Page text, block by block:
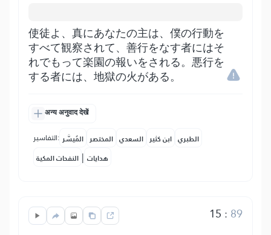
使徒よ、真にあなたの主は、僕の行動を
すべて観察されて、善行をなす者にはそ
れでもって楽園の報いをされる。悪行を
する者には、地獄の火がある。
अन्य अनुवाद देखें
التفاسير: المُيسَّر المختصر السعدي ابن كثير الطبري
النفحات المكية | هدايات
15 : 89